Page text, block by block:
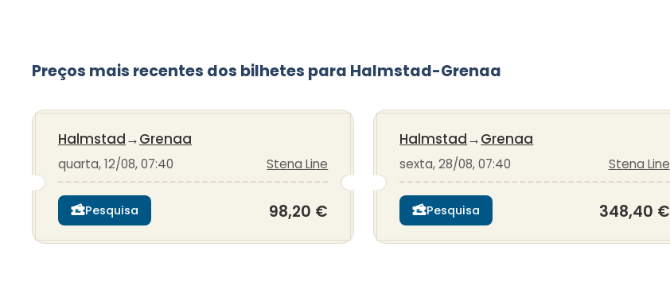
Preços mais recentes dos bilhetes para Halmstad-Grenaa
Halmstad→Grenaa
quarta, 12/08, 07:40 Stena Line
Pesquisa 98,20 €
Halmstad→Grenaa
sexta, 28/08, 07:40 Stena Line
Pesquisa 348,40 €